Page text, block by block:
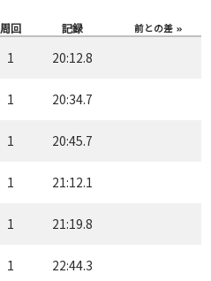
周回 記録 前との差
1 20:12.8
1 20:34.7
1 20:45.7
1 21:12.1
1 21:19.8
1 22:44.3